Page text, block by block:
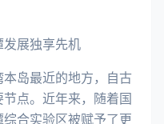
展独享先机
岛最近的地方，自古
点。近年来，随着国
合实验区被赋予了更